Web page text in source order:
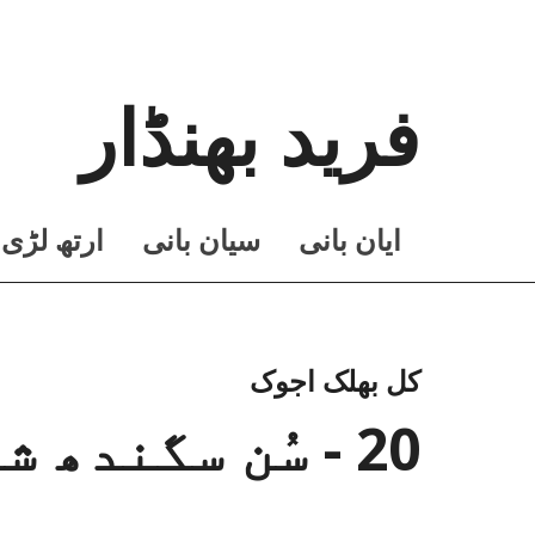
فرید بھنڈار
ايان بانی سيان بانی ارتھ لڑی
کل بھلک اجوک
20 - سُن سگندھ شرینہہ دی کول میں ہویاں